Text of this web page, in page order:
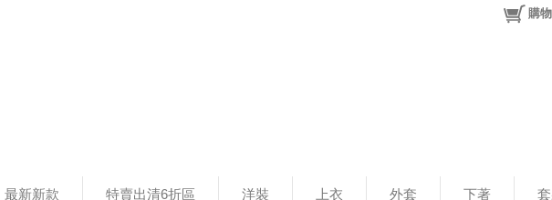
最新新款 特賣出清6折區 洋裝 上衣 外套 下著
購